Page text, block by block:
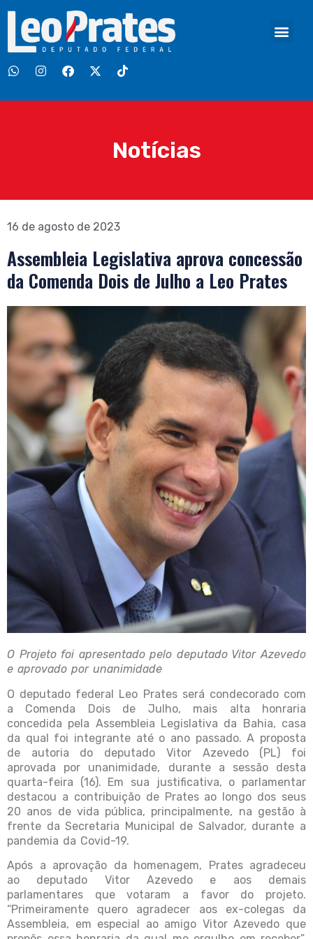
Notícias
16 de agosto de 2023
Assembleia Legislativa aprova concessão
da Comenda Dois de Julho a Leo Prates
O Projeto foi apresentado pelo deputado Vitor Azevedo
e aprovado por unanimidade
O deputado federal Leo Prates será condecorado com
a Comenda Dois de Julho, mais alta honraria
concedida pela Assembleia Legislativa da Bahia, casa
da qual foi integrante até o ano passado. A proposta
de autoria do deputado Vitor Azevedo (PL) foi
aprovada por unanimidade, durante a sessão desta
quarta-feira (16). Em sua justificativa, o parlamentar
destacou a contribuição de Prates ao longo dos seus
20 anos de vida pública, principalmente, na gestão à
frente da Secretaria Municipal de Salvador, durante a
pandemia da Covid-19.
Após a aprovação da homenagem, Prates agradeceu
ao deputado Vitor Azevedo e aos demais
parlamentares que votaram a favor do projeto.
“Primeiramente quero agradecer aos ex-colegas da
Assembleia, em especial ao amigo Vitor Azevedo que